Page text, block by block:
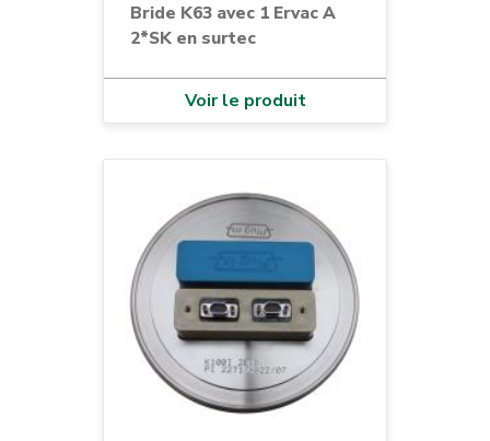
Bride K63 avec 1 Ervac A
2*SK en surtec
Voir le produit